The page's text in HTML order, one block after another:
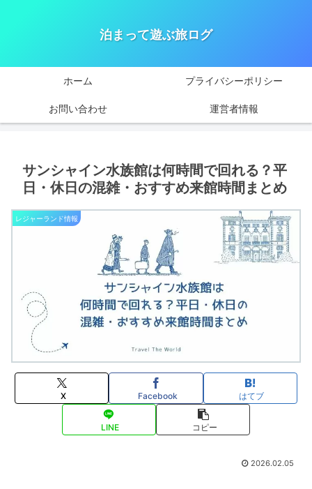
泊まって遊ぶ旅ログ
ホーム プライバシーポリシー
お問い合わせ 運営者情報
サンシャイン水族館は何時間で回れる？平
日・休日の混雑・おすすめ来館時間まとめ
レジャーランド情報
X Facebook はてブ
LINE コピー
2026.02.05